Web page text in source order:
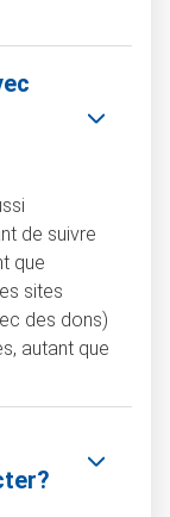
de suivre
que
sites
des dons)
autant que